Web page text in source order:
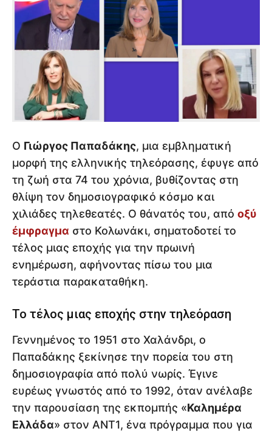
Ο Γιώργος Παπαδάκης, μια εμβληματική
μορφή της ελληνικής τηλεόρασης, έφυγε από
τη ζωή στα 74 του χρόνια, βυθίζοντας στη
θλίψη τον δημοσιογραφικό κόσμο και
χιλιάδες τηλεθεατές. Ο θάνατός του, από οξύ
έμφραγμα στο Κολωνάκι, σηματοδοτεί το
τέλος μιας εποχής για την πρωινή
ενημέρωση, αφήνοντας πίσω του μια
τεράστια παρακαταθήκη.
Το τέλος μιας εποχής στην τηλεόραση
Γεννημένος το 1951 στο Χαλάνδρι, ο
Παπαδάκης ξεκίνησε την πορεία του στη
δημοσιογραφία από πολύ νωρίς. Έγινε
ευρέως γνωστός από το 1992, όταν ανέλαβε
την παρουσίαση της εκπομπής «Καλημέρα
Ελλάδα» στον ΑΝΤ1, ένα πρόγραμμα που για